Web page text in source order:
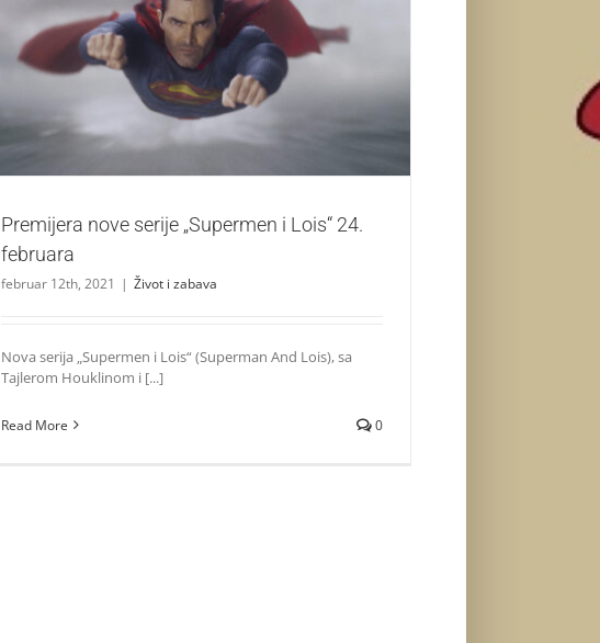
Premijera nove serije „Supermen i Lois“ 24. februara
Život i zabava
Premijera nove serije „Supermen i Lois“ 24.
februara
februar 12th, 2021 | Život i zabava
Nova serija „Supermen i Lois“ (Superman And Lois), sa
Tajlerom Houklinom i [...]
Read More 0